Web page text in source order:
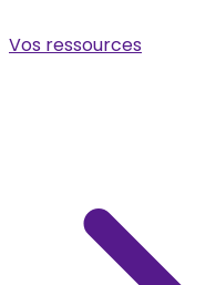
Vos ressources